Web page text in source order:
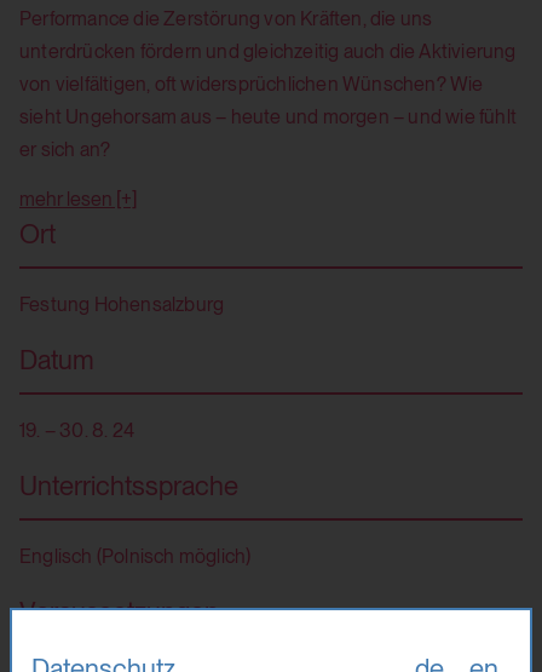
Performance die Zerstörung von Kräften, die uns
unterdrücken fördern und gleichzeitig auch die Aktivierung
von vielfältigen, oft widersprüchlichen Wünschen? Wie
sieht Ungehorsam aus – heute und morgen – und wie fühlt
er sich an?
mehr lesen [+]
Ort
Festung Hohensalzburg
Datum
19. – 30. 8. 24
Unterrichtssprache
Englisch (Polnisch möglich)
Voraussetzungen